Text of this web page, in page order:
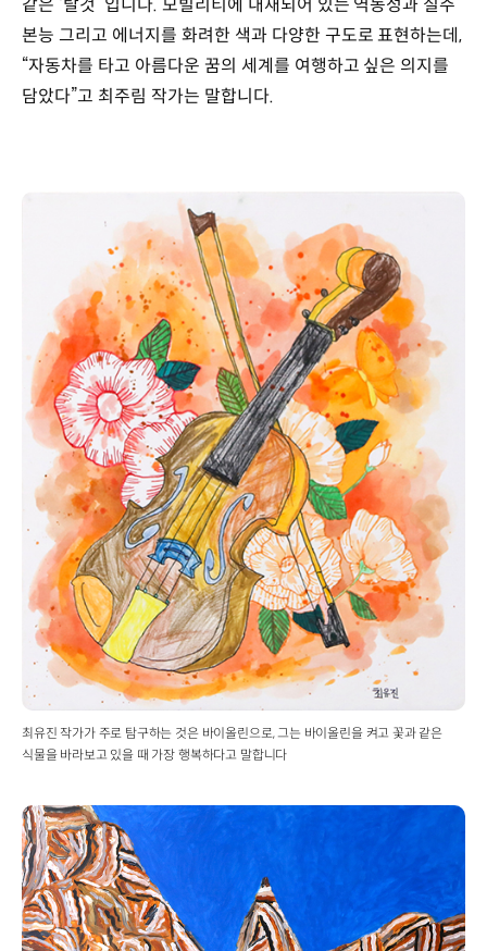
같은 ‘탈것’ 입니다. 모빌리티에 내재되어 있는 역동성과 질주
본능 그리고 에너지를 화려한 색과 다양한 구도로 표현하는데,
“자동차를 타고 아름다운 꿈의 세계를 여행하고 싶은 의지를
담았다”고 최주림 작가는 말합니다.
최유진 작가가 주로 탐구하는 것은 바이올린으로, 그는 바이올린을 켜고 꽃과 같은
식물을 바라보고 있을 때 가장 행복하다고 말합니다